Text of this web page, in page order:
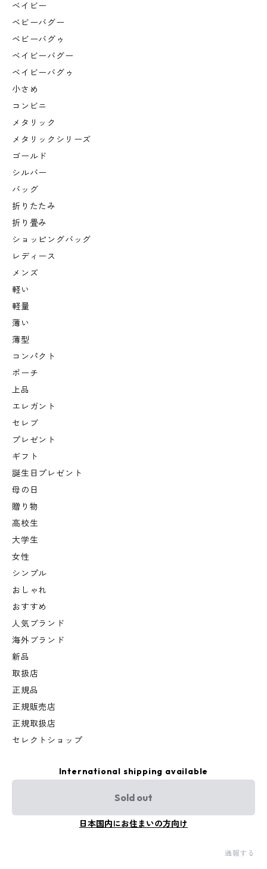
ベイビー
ベビーバグー
ベビーバグゥ
ベイビーバグー
ベイビーバグゥ
小さめ
コンビニ
メタリック
メタリックシリーズ
ゴールド
シルバー
バッグ
折りたたみ
折り畳み
ショッピングバッグ
レディース
メンズ
軽い
軽量
薄い
薄型
コンパクト
ポーチ
上品
エレガント
セレブ
プレゼント
ギフト
誕生日プレゼント
母の日
贈り物
高校生
大学生
女性
シンプル
おしゃれ
おすすめ
人気ブランド
海外ブランド
新品
取扱店
正規品
正規販売店
正規取扱店
セレクトショップ
International shipping available
Sold out
日本国内にお住まいの方向け
通報する